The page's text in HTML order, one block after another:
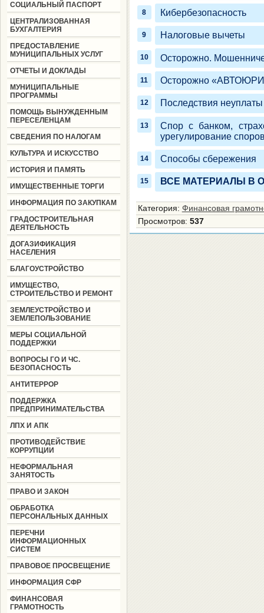
СОЦИАЛЬНЫЙ ПАСПОРТ
ЦЕНТРАЛИЗОВАННАЯ
БУХГАЛТЕРИЯ
ПРЕДОСТАВЛЕНИЕ
МУНИЦИПАЛЬНЫХ УСЛУГ
ОТЧЕТЫ И ДОКЛАДЫ
МУНИЦИПАЛЬНЫЕ
ПРОГРАММЫ
ПОМОЩЬ ВЫНУЖДЕННЫМ
ПЕРЕСЕЛЕНЦАМ
СВЕДЕНИЯ ПО НАЛОГАМ
КУЛЬТУРА И ИСКУССТВО
ИСТОРИЯ И ПАМЯТЬ
ИМУЩЕСТВЕННЫЕ ТОРГИ
ИНФОРМАЦИЯ ПО ЗАКУПКАМ
ГРАДОСТРОИТЕЛЬНАЯ
ДЕЯТЕЛЬНОСТЬ
ДОГАЗИФИКАЦИЯ
НАСЕЛЕНИЯ
БЛАГОУСТРОЙСТВО
ИМУЩЕСТВО,
СТРОИТЕЛЬСТВО И РЕМОНТ
ЗЕМЛЕУСТРОЙСТВО И
ЗЕМЛЕПОЛЬЗОВАНИЕ
МЕРЫ СОЦИАЛЬНОЙ
ПОДДЕРЖКИ
ВОПРОСЫ ГО И ЧС.
БЕЗОПАСНОСТЬ
АНТИТЕРРОР
ПОДДЕРЖКА
ПРЕДПРИНИМАТЕЛЬСТВА
ЛПХ И АПК
ПРОТИВОДЕЙСТВИЕ
КОРРУПЦИИ
НЕФОРМАЛЬНАЯ
ЗАНЯТОСТЬ
ПРАВО И ЗАКОН
ОБРАБОТКА
ПЕРСОНАЛЬНЫХ ДАННЫХ
ПЕРЕЧНИ
ИНФОРМАЦИОННЫХ
СИСТЕМ
ПРАВОВОЕ ПРОСВЕЩЕНИЕ
ИНФОРМАЦИЯ СФР
ФИНАНСОВАЯ
ГРАМОТНОСТЬ
Кибербезопасность
Налоговые вычеты
Осторожно.
Осторожно
Последствия
Спор с банком,
урегулирование
Способы сбережения
ВСЕ МАТЕРИАЛЫ В
Категория: Финансовая
Просмотров: 537